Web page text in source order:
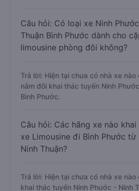
Câu hỏi: Có loại xe Ninh
Thuận Bình Phước dành cho
limousine phòng đôi không?
Trả lời: Hiện tại chưa có nhà xe
nằm đôi khai thác tuyến Ninh
Bình Phước.
Câu hỏi: Các hãng xe nào
xe Limousine đi Bình Phước từ
Ninh Thuận?
Trả lời: Hiện tại chưa có nhà xe nào
khai thác tuyến Ninh Phước - Ninh